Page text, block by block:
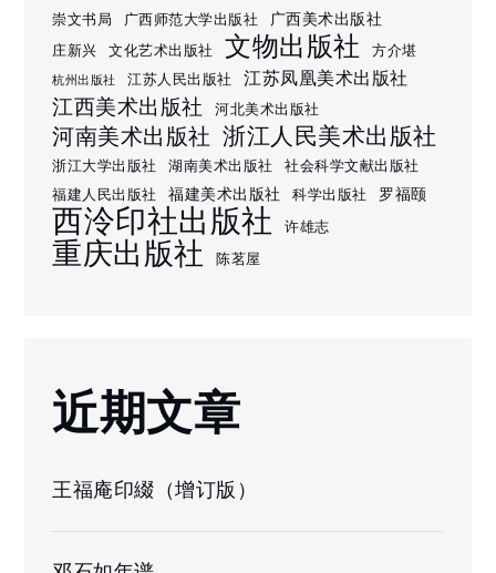
崇文书局 广西师范大学出版社 广西美术出版社
庄新兴 文化艺术出版社 文物出版社 方介堪
杭州出版社 江苏人民出版社 江苏凤凰美术出版社
江西美术出版社 河北美术出版社
河南美术出版社 浙江人民美术出版社
浙江大学出版社 湖南美术出版社
社会科学文献出版社
福建人民出版社
福建美术出版社 科学出版社 罗福颐
西泠印社出版社 许雄志
重庆出版社 陈茗屋
近期文章
王福庵印綴（增订版）